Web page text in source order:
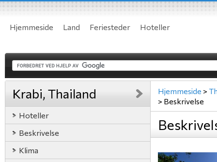
Hjemmeside Land Feriesteder Hoteller
Krabi, Thailand
Hoteller
Beskrivelse
Klima
Hjemmeside >
> Beskrivelse